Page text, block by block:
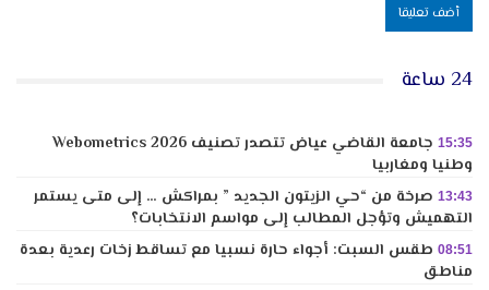
24 ساعة
15:35
جامعة القاضي عياض تتصدر تصنيف Webometrics 2026
وطنيا ومغاربيا
13:43 صرخة من “حي الزيتون الجديد ” بمراكش … إلى متى يستمر
التهميش وتؤجل المطالب إلى مواسم الانتخابات؟
08:51 طقس السبت: أجواء حارة نسبيا مع تساقط زخات رعدية بعدة
مناطق